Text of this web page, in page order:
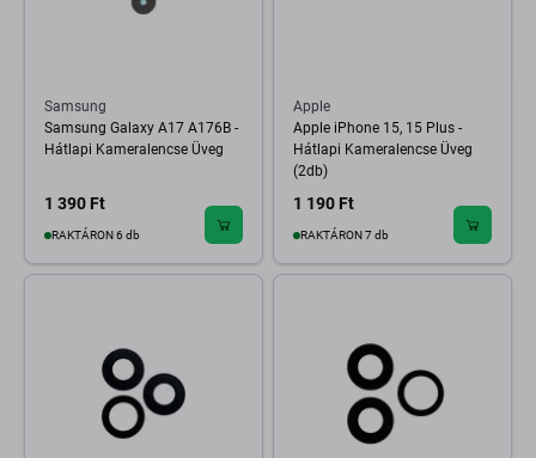
Samsung
Samsung Galaxy A17 A176B -
Hátlapi Kameralencse Üveg
1 390 Ft
RAKTÁRON 6 db
Apple
Apple iPhone 15, 15 Plus -
Hátlapi Kameralencse Üveg
(2db)
1 190 Ft
RAKTÁRON 7 db